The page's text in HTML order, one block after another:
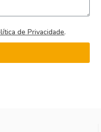
de Privacidade.